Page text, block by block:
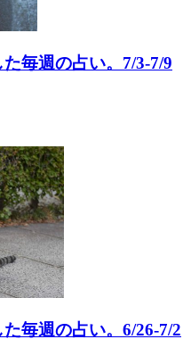
毎週の占い。7/3-7/9
毎週の占い。6/26-7/2